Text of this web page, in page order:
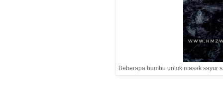
Beberapa bumbu untuk masak sayur